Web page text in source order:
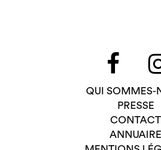
QUI SOMMES-
PRESSE
CONTACT
ANNUAIRE